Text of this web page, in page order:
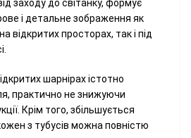
заходу до світанку, формує
і детальне зображення як
відкритих просторах, так і під
шарнірах істотно
практично не знижуючи
Крім того, збільшується
з тубусів можна повністю